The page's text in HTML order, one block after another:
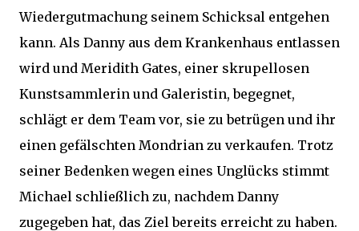
Wiedergutmachung seinem Schicksal entgehen
kann. Als Danny aus dem Krankenhaus entlassen
wird und Meridith Gates, einer skrupellosen
Kunstsammlerin und Galeristin, begegnet,
schlägt er dem Team vor, sie zu betrügen und ihr
einen gefälschten Mondrian zu verkaufen. Trotz
seiner Bedenken wegen eines Unglücks stimmt
Michael schließlich zu, nachdem Danny
zugegeben hat, das Ziel bereits erreicht zu haben.